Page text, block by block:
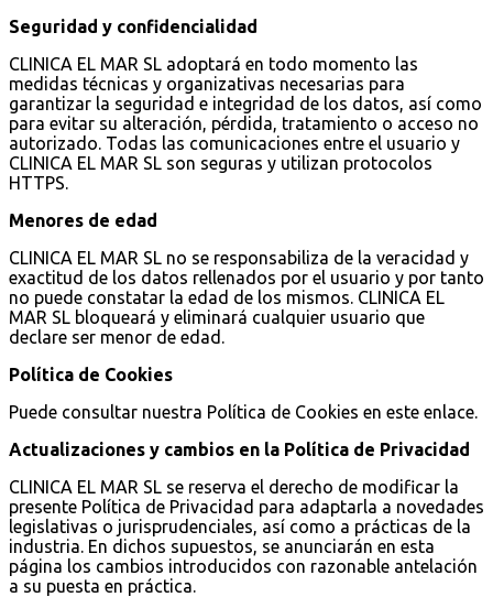
Seguridad y confidencialidad
CLINICA EL MAR SL adoptará en todo momento las
medidas técnicas y organizativas necesarias para
garantizar la seguridad e integridad de los datos, así como
para evitar su alteración, pérdida, tratamiento o acceso no
autorizado. Todas las comunicaciones entre el usuario y
CLINICA EL MAR SL son seguras y utilizan protocolos
HTTPS.
Menores de edad
CLINICA EL MAR SL no se responsabiliza de la veracidad y
exactitud de los datos rellenados por el usuario y por tanto
no puede constatar la edad de los mismos. CLINICA EL
MAR SL bloqueará y eliminará cualquier usuario que
declare ser menor de edad.
Política de Cookies
Puede consultar nuestra Política de Cookies en este enlace.
Actualizaciones y cambios en la Política de Privacidad
CLINICA EL MAR SL se reserva el derecho de modificar la
presente Política de Privacidad para adaptarla a novedades
legislativas o jurisprudenciales, así como a prácticas de la
industria. En dichos supuestos, se anunciarán en esta
página los cambios introducidos con razonable antelación
a su puesta en práctica.